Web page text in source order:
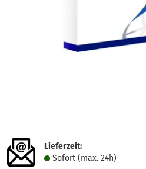
Lieferzeit:
Sofort (max. 24h)